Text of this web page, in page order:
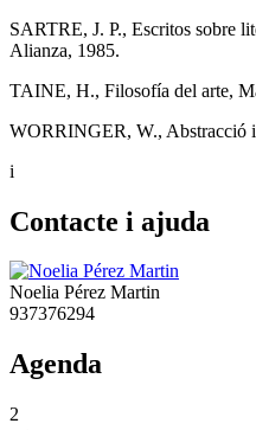
SARTRE, J. P., Escritos sobre
Alianza, 1985.
TAINE, H., Filosofía del arte,
WORRINGER, W., Abstracció
i
Contacte i ajuda
Noelia Pérez Martin
937376294
Agenda
2